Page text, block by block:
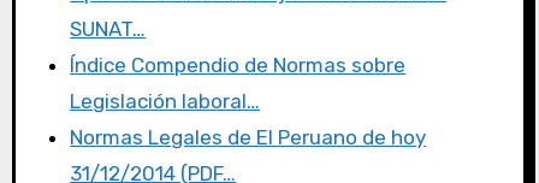
o
k
SUNAT…
Índice Compendio de Normas sobre
Legislación laboral…
Normas Legales de El Peruano de hoy
31/12/2014 (PDF…